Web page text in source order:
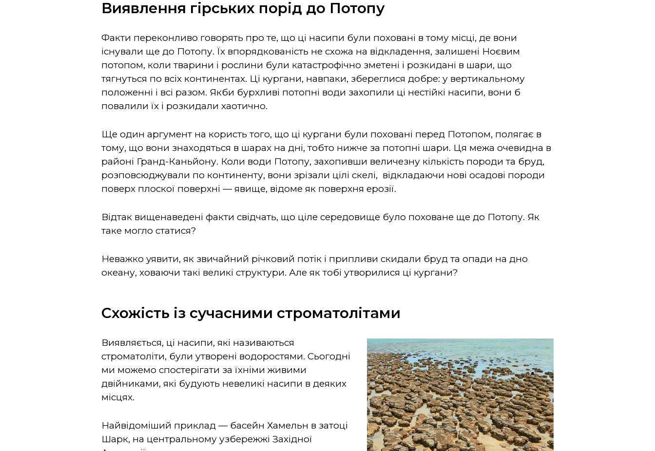
Виявлення гірських порід до Потопу
Факти переконливо говорять про те, що ці насипи були поховані в тому місці, де вони
існували ще до Потопу. Їх впорядкованість не схожа на відкладення, залишені Ноєвим
потопом, коли тварини і рослини були катастрофічно зметені і розкидані в шари, що
тягнуться по всіх континентах. Ці кургани, навпаки, збереглися добре: у вертикальному
положенні і всі разом. Якби бурхливі потопні води захопили ці нестійкі насипи, вони б
повалили їх і розкидали хаотично.
Ще один аргумент на користь того, що ці кургани були поховані перед Потопом, полягає в
тому, що вони знаходяться в шарах на дні, тобто нижче за потопні шари. Ця межа очевидна в
районі Гранд-Каньйону. Коли води Потопу, захопивши величезну кількість породи та бруд,
розповсюджували по континенту, вони зрізали цілі скелі, відкладаючи нові осадові породи
поверх плоскої поверхні — явище, відоме як поверхня ерозії.
Відтак вищенаведені факти свідчать, що ціле середовище було поховане ще до Потопу. Як
таке могло статися?
Неважко уявити, як звичайний річковий потік і припливи скидали бруд та опади на дно
океану, ховаючи такі великі структури. Але як тобі утворилися ці кургани?
Схожість із сучасними строматолітами
Виявляється, ці насипи, які називаються
строматоліти, були утворені водоростями. Сьогодні
ми можемо спостерігати за їхніми живими
двійниками, які будують невеликі насипи в деяких
місцях.
Найвідоміший приклад — басейн Хамельн в затоці
Шарк, на центральному узбережжі Західної